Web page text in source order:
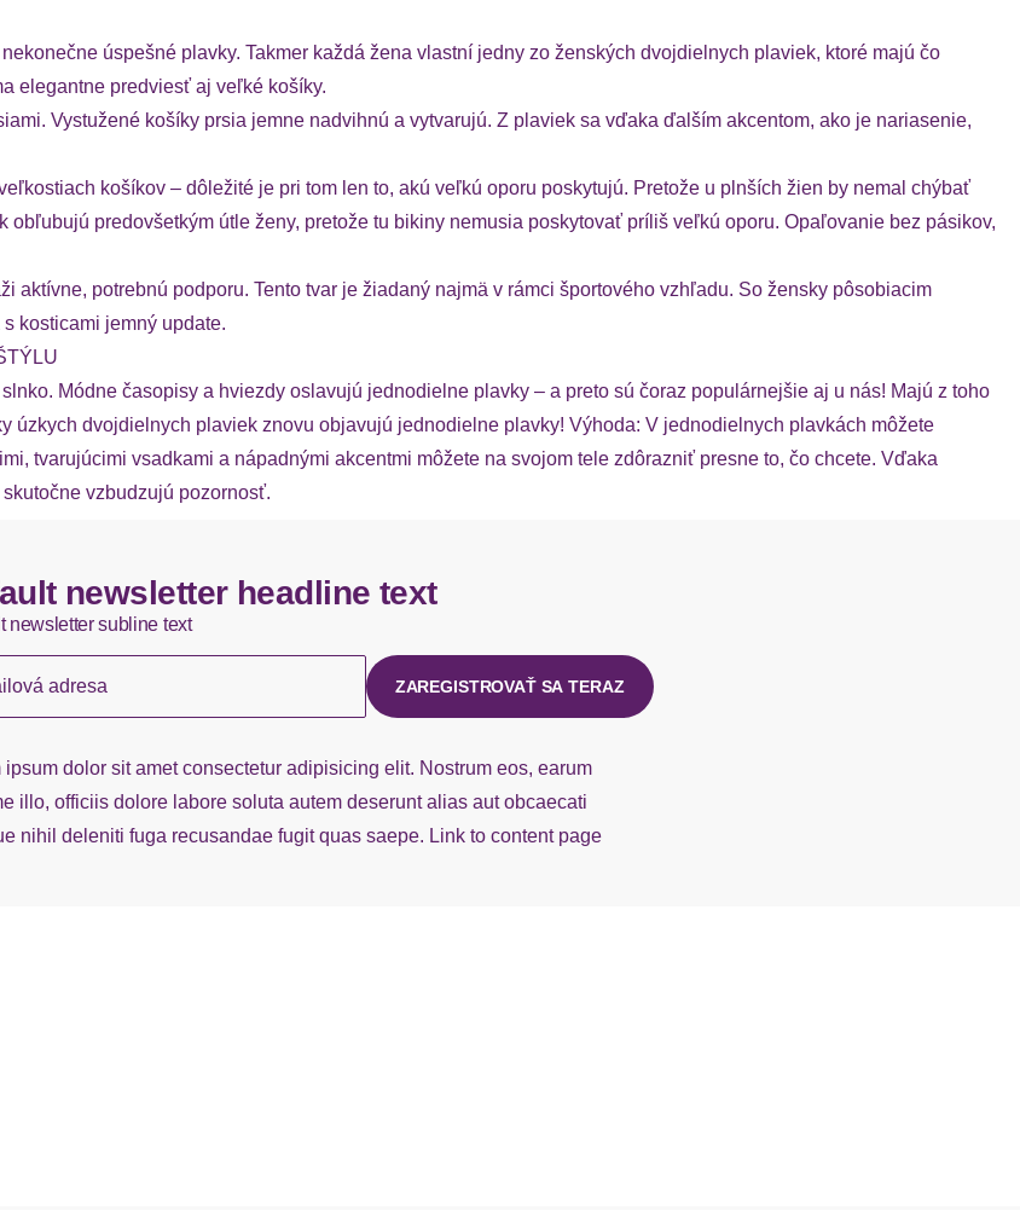
úspešné plavky. Takmer každá žena vlastní jedny zo ženských dvojdielnych plaviek, ktoré majú čo
elegantne predviesť aj veľké košíky.
Vystužené košíky prsia jemne nadvihnú a vytvarujú. Z plaviek sa vďaka ďalším akcentom, ako je nariasenie,
košíkov – dôležité je pri tom len to, akú veľkú oporu poskytujú. Pretože u plnších žien by nemal chýbať
predovšetkým útle ženy, pretože tu bikiny nemusia poskytovať príliš veľkú oporu. Opaľovanie bez pásikov,
aktívne, potrebnú podporu. Tento tvar je žiadaný najmä v rámci športového vzhľadu. So žensky pôsobiacim
kosticami jemný update.
Módne časopisy a hviezdy oslavujú jednodielne plavky – a preto sú čoraz populárnejšie aj u nás! Majú z toho
úzkych dvojdielnych plaviek znovu objavujú jednodielne plavky! Výhoda: V jednodielnych plavkách môžete
tvarujúcimi vsadkami a nápadnými akcentmi môžete na svojom tele zdôrazniť presne to, čo chcete. Vďaka
vzbudzujú pozornosť.
newsletter headline text
newsletter subline text
adresa ZAREGISTROVAŤ SA TERAZ
ipsum dolor sit amet consectetur adipisicing elit. Nostrum eos, earum
illo, officiis dolore labore soluta autem deserunt alias aut obcaecati
nihil deleniti fuga recusandae fugit quas saepe. Link to content page